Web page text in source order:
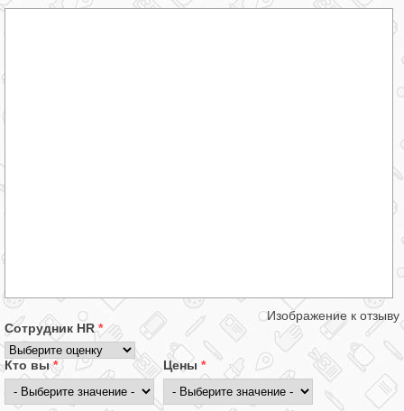
Изображение к отзыву
Сотрудник HR*
Кто вы* Цены *